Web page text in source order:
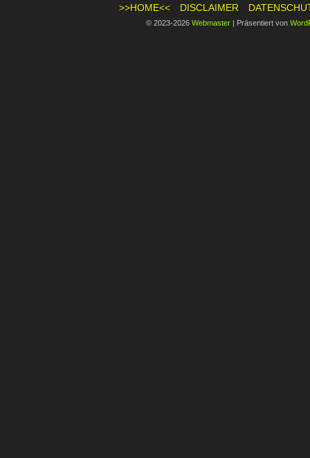
>>HOME<<
DISCLAIMER
© 2023-2026 Webmaster | Präsentiert von